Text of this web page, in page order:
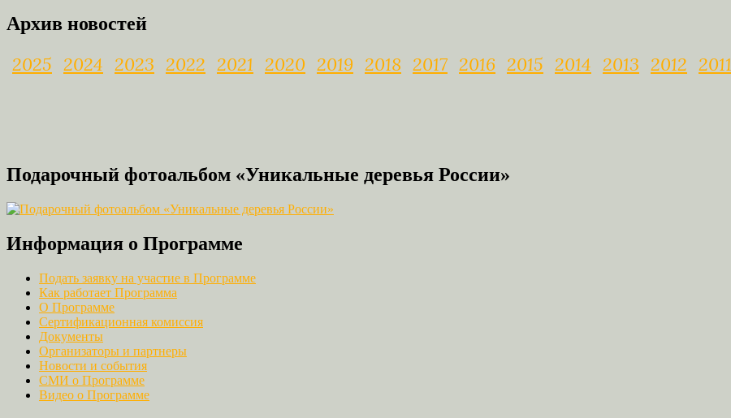
Архив новостей
2025 2024 2023 2022 2021 2020 2019 2018 2017 2016 2015 2014 2013 2012 2011
Подарочный фотоальбом «Уникальные деревья России»
Информация о Программе
Подать заявку на участие в Программе
Как работает Программа
О Программе
Сертификационная комиссия
Документы
Организаторы и партнеры
Новости и события
СМИ о Программе
Видео о Программе